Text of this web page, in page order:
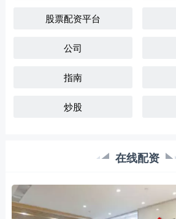
股票配资平台
公司
指南
炒股
在线配资